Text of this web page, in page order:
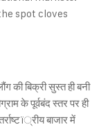
spot cloves
की बिक्री सुस्त ही बनी
के पूर्वबंद स्तर पर ही
बाजार में